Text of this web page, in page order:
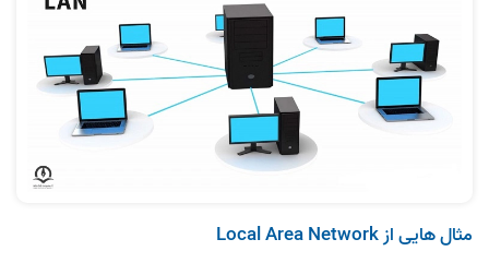
مثال هایی از Local Area Network